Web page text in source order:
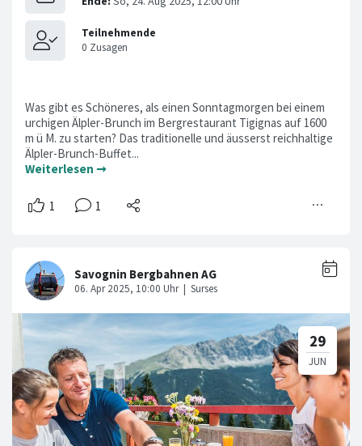
Was gibt es Schöneres, als einen Sonntagmorgen bei einem
urchigen Älpler-Brunch im Bergrestaurant Tigignas auf 1600
m ü M. zu starten? Das traditionelle und äusserst reichhaltige
Älpler-Brunch-Buffet...
Weiterlesen ➞